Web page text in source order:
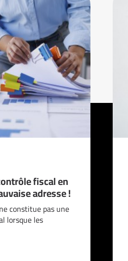
fiscal en
adresse !
constitue pas une
lorsque les